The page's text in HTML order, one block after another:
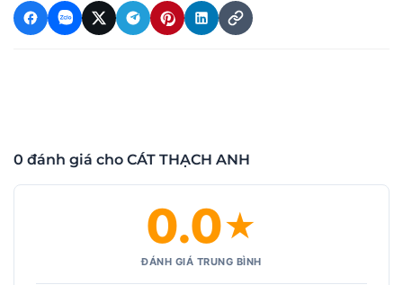
0 đánh giá cho CÁT THẠCH ANH
0.0★
ĐÁNH GIÁ TRUNG BÌNH